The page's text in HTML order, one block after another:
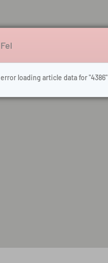
Fel
error loading article data for "4386"